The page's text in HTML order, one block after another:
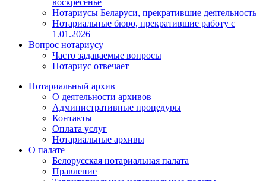
Нотариусы Беларуси, прекратившие деятельность
Нотариальные бюро, прекратившие работу с
1.01.2026
Вопрос нотариусу
Часто задаваемые вопросы
Нотариус отвечает
Нотариальный архив
О деятельности архивов
Административные процедуры
Контакты
Оплата услуг
Нотариальные архивы
О палате
Белорусская нотариальная палата
Правление